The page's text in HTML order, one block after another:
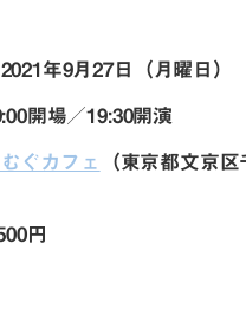
年9月27日（月曜日）
開場／19:30開演
ぐカフェ
（東京都文京
円